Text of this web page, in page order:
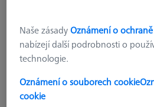
NASTAVOVÁNÍ
ProbeSetter XXT
626109-9180-200
Naše zásadyOznámení o
nabízejí další podrobnosti o
technologie.
Oznámení o souborech cookie
cookie